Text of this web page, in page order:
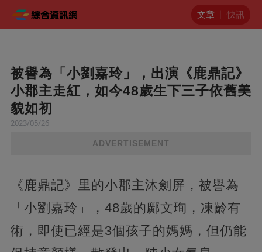
文章 快訊
被譽為「小劉嘉玲」，出演《鹿鼎記》
小郡主走紅，如今48歲生下三子依舊美
貌如初
2023/05/26
ADVERTISEMENT
《鹿鼎記》里的小郡主沐劍屏，被譽為
「小劉嘉玲」，48歲的鄺文珣，凍齡有
術，即使已經是3個孩子的媽媽，但仍能